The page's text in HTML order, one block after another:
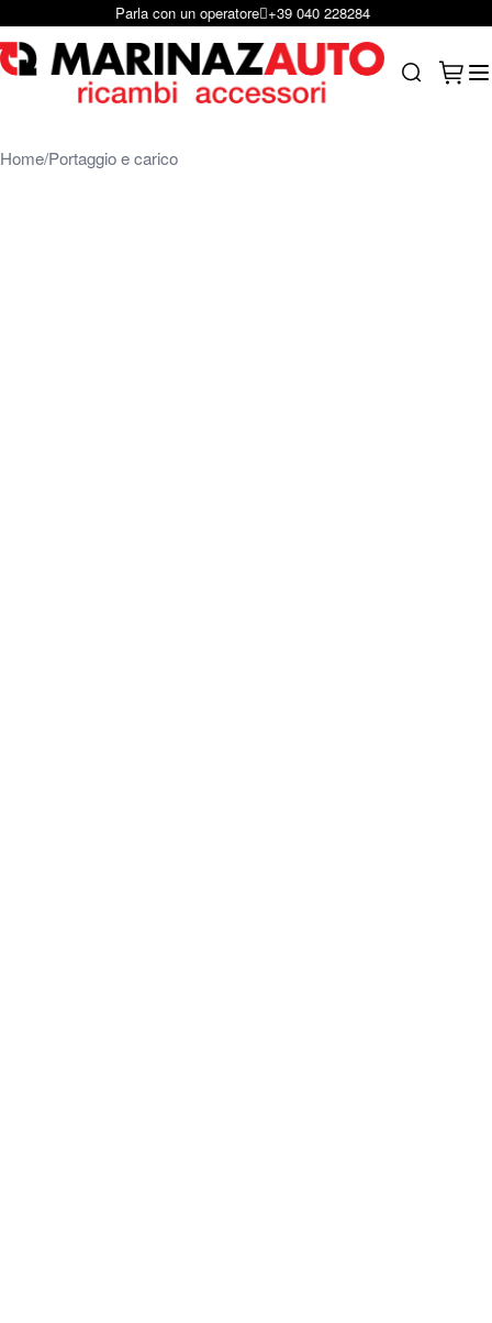
Salta al contenutoScrivici su Whastapp +39 331 1804865
Home Portaggio e carico